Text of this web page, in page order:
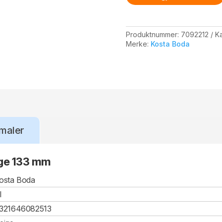
Produktnummer: 7092212
Merke: Kosta Boda
133 mm
Boda